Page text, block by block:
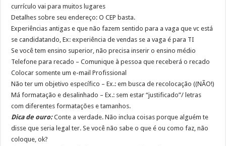
currículo vai para muitos lugares
Detalhes sobre seu endereço: O CEP basta.
Experiências antigas e que não fazem sentido para a vaga que vc está
se candidatando, Ex: experiência de vendas se a vaga é para TI
Se você tem ensino superior, não precisa inserir o ensino médio
Telefone para recado – Comunique à pessoa que receberá o recado
Colocar somente um e-mail Profissional
Não ter um objetivo específico – Ex.: em busca de recolocação ((NÃO!)
Má formatação e desalinhado – Ex.: sem estar “justificado”/ letras
com diferentes formatações e tamanhos.
Dica de ouro: Conte a verdade. Não inclua coisas porque alguém te
disse que seria legal ter. Se você não sabe o que é ou como faz, não
coloque, ok?